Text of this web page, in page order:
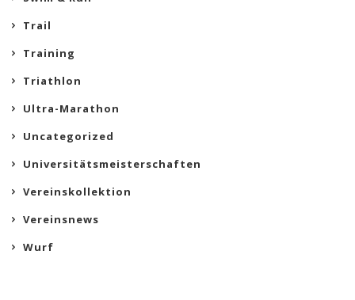
Trail
Training
Triathlon
Ultra-Marathon
Uncategorized
Universitätsmeisterschaften
Vereinskollektion
Vereinsnews
Wurf